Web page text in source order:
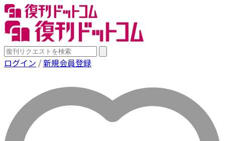
ログイン /新規会員登録